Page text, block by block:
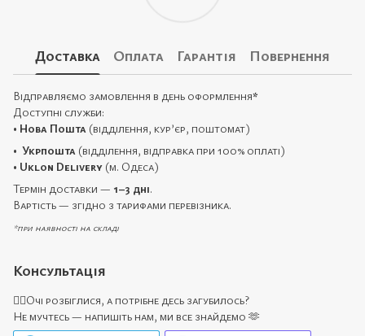
Доставка Оплата Гарантія Повернення
Відправляємо замовлення в день оформлення*
Доступні служби:
• Нова Пошта (відділення, кур’єр, поштомат)
• Укрпошта (відділення, відправка при 100% оплаті)
• Uklon Delivery (м. Одеса)
Термін доставки — 1–3 дні.
Вартість — згідно з тарифами перевізника.
*при наявності на складі
Консультація
🙋‍♀️Очі розбіглися, а потрібне десь загубилось?
Не мучтесь — напишіть нам, ми все знайдемо 🫶